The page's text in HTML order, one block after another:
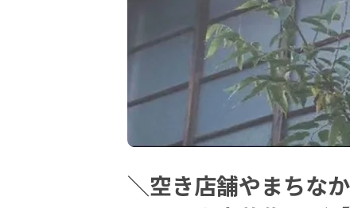
＼空き店舗やまちな